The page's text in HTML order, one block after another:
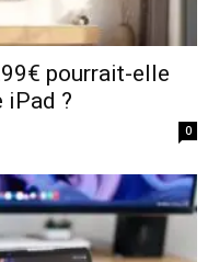
pourrait-elle
iPad ?
0